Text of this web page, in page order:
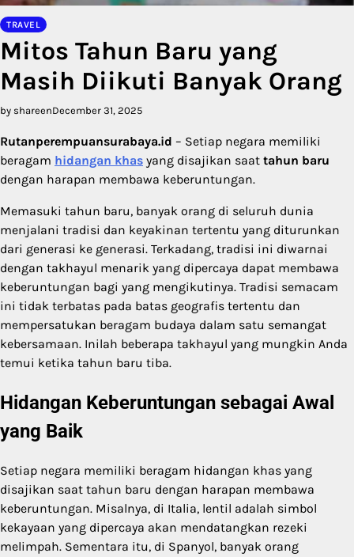
TRAVEL
Mitos Tahun Baru yang
Masih Diikuti Banyak Orang
by shareenDecember 31, 2025
Rutanperempuansurabaya.id – Setiap negara memiliki
beragam hidangan khas yang disajikan saat tahun baru
dengan harapan membawa keberuntungan.
Memasuki tahun baru, banyak orang di seluruh dunia
menjalani tradisi dan keyakinan tertentu yang diturunkan
dari generasi ke generasi. Terkadang, tradisi ini diwarnai
dengan takhayul menarik yang dipercaya dapat membawa
keberuntungan bagi yang mengikutinya. Tradisi semacam
ini tidak terbatas pada batas geografis tertentu dan
mempersatukan beragam budaya dalam satu semangat
kebersamaan. Inilah beberapa takhayul yang mungkin Anda
temui ketika tahun baru tiba.
Hidangan Keberuntungan sebagai Awal
yang Baik
Setiap negara memiliki beragam hidangan khas yang
disajikan saat tahun baru dengan harapan membawa
keberuntungan. Misalnya, di Italia, lentil adalah simbol
kekayaan yang dipercaya akan mendatangkan rezeki
melimpah. Sementara itu, di Spanyol, banyak orang